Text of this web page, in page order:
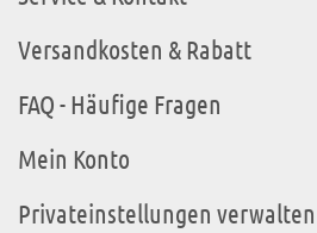
Versandkosten & Rabatt
FAQ - Häufige Fragen
Mein Konto
Privateinstellungen verwalten